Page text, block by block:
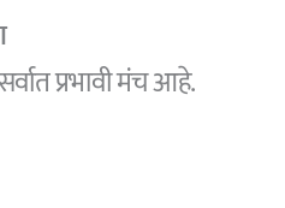
प्रभावी मंच आहे.